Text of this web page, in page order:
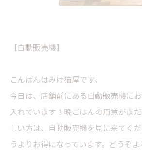
【自動販売機】
こんばんはみけ猫屋です。
今日は、店舗前にある自動販売機に
入れています！晩ごはんの用意がま
しい方は、自動販売機を見に来てく
うよりお得になっています。どうぞ